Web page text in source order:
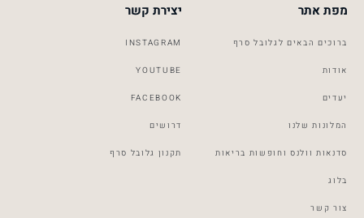
Global Surf
מפת אתר
ברוכים הבאים לגלובל סרף
אודות
יעדים
המלונות שלנו
סדנאות וולנס וחופשות בריאות
בלוג
צור קשר
יצירת קשר
INSTAGRAM
YOUTUBE
FACEBOOK
דרושים
תקנון גלובל סרף